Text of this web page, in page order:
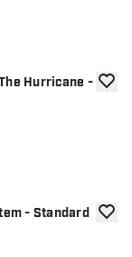
Hurricane -
- Standard